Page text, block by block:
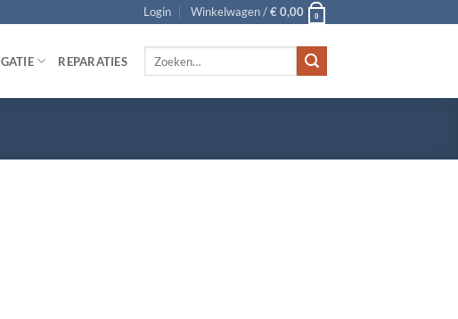
Login Winkelwagen /€0,00 0
REPARATIES